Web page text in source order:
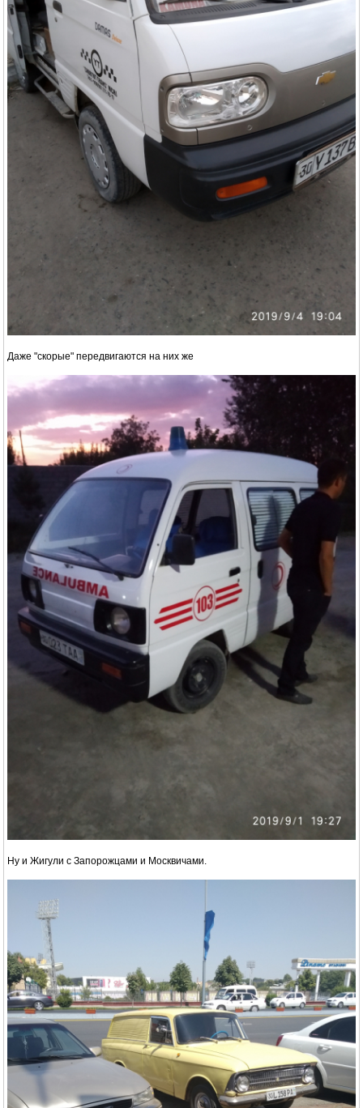
Даже "скорые" передвигаются на них же
Ну и Жигули с Запорожцами и Москвичами.